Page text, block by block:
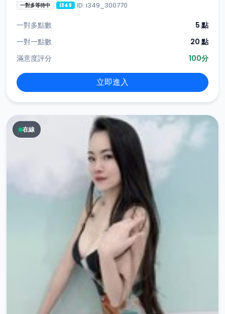
一對多等待中 i349 ID: i349_300770
一對多點數
5 點
一對一點數
20 點
滿意度評分
100分
立即進入
在線